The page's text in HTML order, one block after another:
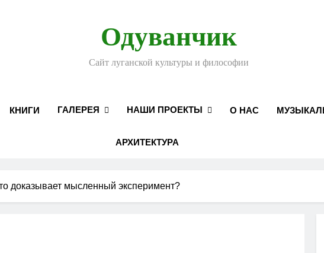
Одуванчик
Сайт луганской культуры и философии
КНИГИ ГАЛЕРЕЯ НАШИ ПРОЕКТЫ О НАС
АРХИТЕКТУРА
доказывает мысленный эксперимент?